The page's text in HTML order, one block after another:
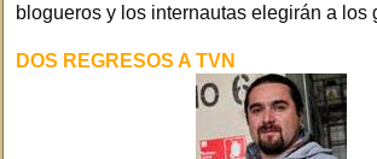
blogueros y los internautas elegirán a los
DOS REGRESOS A TVN